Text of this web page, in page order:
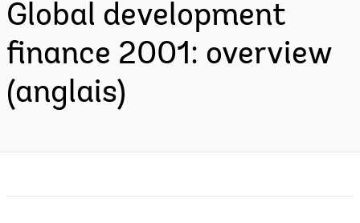
Global development
finance 2001: overview
(anglais)